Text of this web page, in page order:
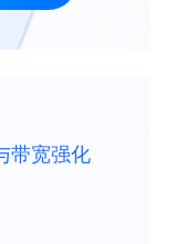
带宽强化